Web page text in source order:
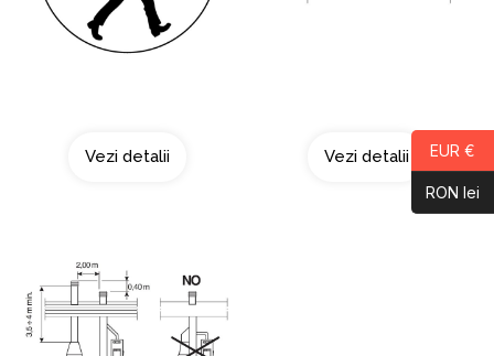
Vezi detalii Vezi detalii EUR €
RON lei